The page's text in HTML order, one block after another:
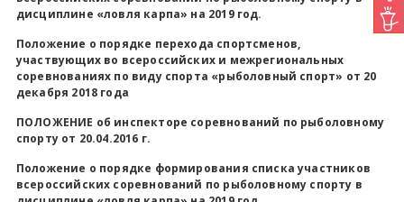
дисциплине «ловля карпа» на 2019 год.
Положение о порядке перехода спортсменов,
участвующих во всероссийских и межрегиональных
соревнованиях по виду спорта «рыболовный спорт» от 20
декабря 2018 года
ПОЛОЖЕНИЕ об инспекторе соревнований по рыболовному
спорту от 20.04.2016 г.
Положение о порядке формирования списка участников
всероссийских соревнований по рыболовному спорту в